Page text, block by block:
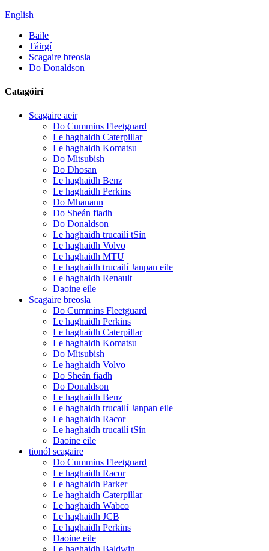
English
Baile
Táirgí
Scagaire breosla
Do Donaldson
Catagóirí
Scagaire aeir
Do Cummins Fleetguard
Le haghaidh Caterpillar
Le haghaidh Komatsu
Do Mitsubish
Do Dhosan
Le haghaidh Benz
Le haghaidh Perkins
Do Mhanann
Do Sheán fiadh
Do Donaldson
Le haghaidh trucailí tSín
Le haghaidh Volvo
Le haghaidh MTU
Le haghaidh trucailí Janpan eile
Le haghaidh Renault
Daoine eile
Scagaire breosla
Do Cummins Fleetguard
Le haghaidh Perkins
Le haghaidh Caterpillar
Le haghaidh Komatsu
Do Mitsubish
Le haghaidh Volvo
Do Sheán fiadh
Do Donaldson
Le haghaidh Benz
Le haghaidh trucailí Janpan eile
Le haghaidh Racor
Le haghaidh trucailí tSín
Daoine eile
tionól scagaire
Do Cummins Fleetguard
Le haghaidh Racor
Le haghaidh Parker
Le haghaidh Caterpillar
Le haghaidh Wabco
Le haghaidh JCB
Le haghaidh Perkins
Daoine eile
Le haghaidh Baldwin